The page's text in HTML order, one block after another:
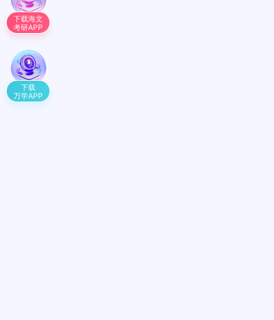
下载海文
考研APP
下载
万学APP